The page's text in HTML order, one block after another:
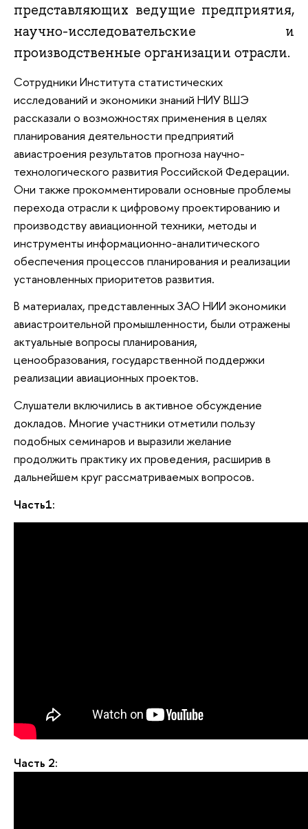
представляющих ведущие предприятия,
научно-исследовательские и
производственные организации отрасли.
Сотрудники Института статистических
исследований и экономики знаний НИУ ВШЭ
рассказали о возможностях применения в целях
планирования деятельности предприятий
авиастроения результатов прогноза научно-
технологического развития Российской Федерации.
Они также прокомментировали основные проблемы
перехода отрасли к цифровому проектированию и
производству авиационной техники, методы и
инструменты информационно-аналитического
обеспечения процессов планирования и реализации
установленных приоритетов развития.
В материалах, представленных ЗАО НИИ экономики
авиастроительной промышленности, были отражены
актуальные вопросы планирования,
ценообразования, государственной поддержки
реализации авиационных проектов.
Слушатели включились в активное обсуждение
докладов. Многие участники отметили пользу
подобных семинаров и выразили желание
продолжить практику их проведения, расширив в
дальнейшем круг рассматриваемых вопросов.
Часть1:
Часть 2: